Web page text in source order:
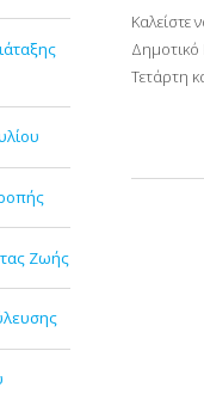
Ζωής
Καλείστε
Τετάρτη